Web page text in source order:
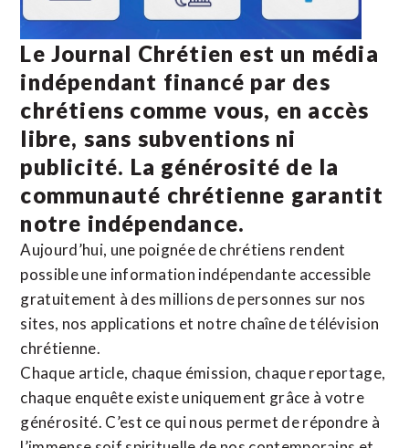
Le Journal Chrétien est un média
indépendant financé par des
chrétiens comme vous, en accès
libre, sans subventions ni
publicité. La générosité de la
communauté chrétienne garantit
notre indépendance.
Aujourd’hui, une poignée de chrétiens rendent
possible une information indépendante accessible
gratuitement à des millions de personnes sur nos
sites, nos applications et notre chaîne de télévision
chrétienne.
Chaque article, chaque émission, chaque reportage,
chaque enquête existe uniquement grâce à votre
générosité. C’est ce qui nous permet de répondre à